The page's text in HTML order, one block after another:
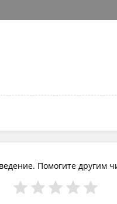
Помогите другим